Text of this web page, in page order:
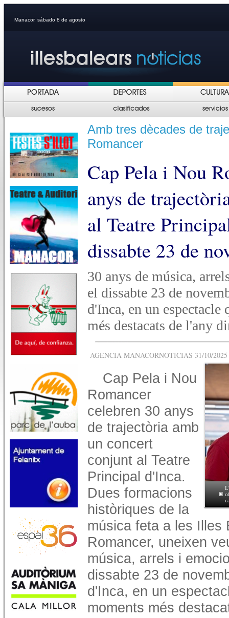
Manacor, sábado 8 de agosto
Amb tres dècades de
Romancer
Cap Pela i Nou
anys de
al Teatre
dissabte 23 de
30 anys de música,
el dissabte 23 de
d'Inca, en un espectacle
més destacats de l'any
AGENCIA MANACORNOTICIAS 31/10/
Cap Pela i Nou
Romancer
celebren 30 anys
de trajectòria amb
un concert
conjunt al Teatre
Principal d'Inca.
Dues formacions
històriques de la
música feta a les Illes
Romancer, uneixen
música, arrels i
dissabte 23 de
d'Inca, en un
moments més